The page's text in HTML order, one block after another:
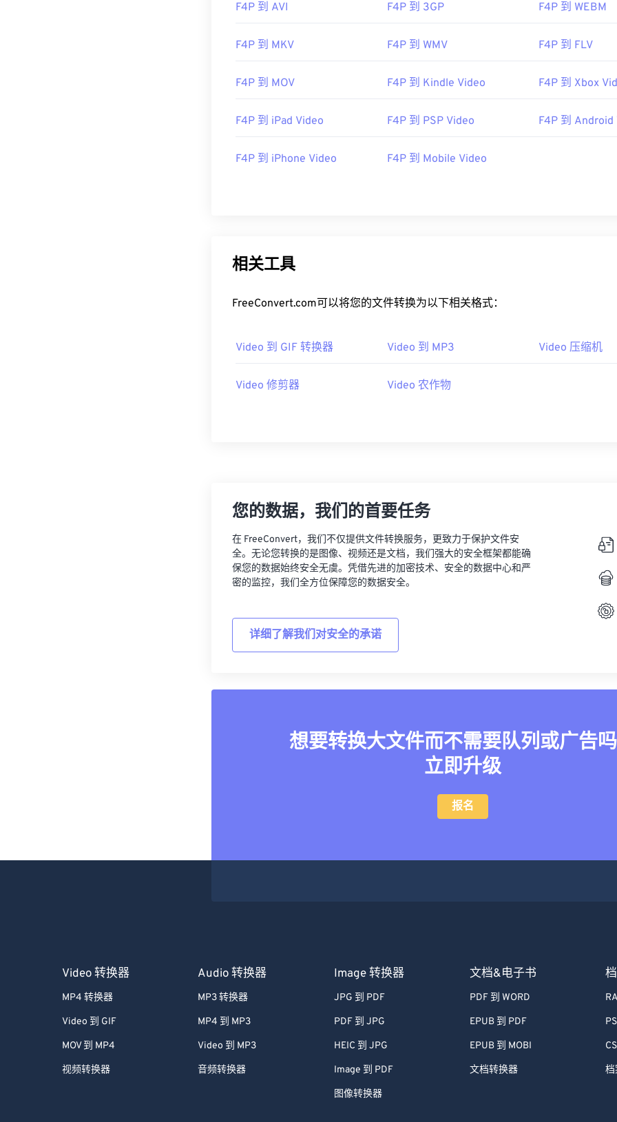
F4P 到 AVI F4P 到 3GP F4P 到 WEBM
F4P 到 MKV F4P 到 WMV F4P 到 FLV
F4P 到 MOV F4P 到 Kindle Video F4P 到 Xbox
F4P 到 iPad Video F4P 到 PSP Video F4P 到 Android
F4P 到 iPhone Video F4P 到 Mobile Video
相关工具
FreeConvert.com可以将您的文件转换为以下相关格式：
Video 到 GIF 转换器 Video 到 MP3 Video 压缩机
Video 修剪器 Video 农作物
您的数据，我们的首要任务
在 FreeConvert，我们不仅提供文件转换服务，更致力于保护文件安
全。无论您转换的是图像、视频还是文档，我们强大的安全框架都能确
保您的数据始终安全无虞。凭借先进的加密技术、安全的数据中心和严
密的监控，我们全方位保障您的数据安全。
详细了解我们对安全的承诺
想要转换大文件而不需要队列或广告吗
立即升级
报名
Video 转换器
MP4 转换器
Video 到 GIF
MOV 到 MP4
视频转换器
Audio 转换器
MP3 转换器
MP4 到 MP3
Video 到 MP3
音频转换器
Image 转换器
JPG 到 PDF
PDF 到 JPG
HEIC 到 JPG
Image 到 PDF
图像转换器
文档&电子书
PDF 到 WORD
EPUB 到 PDF
EPUB 到 MOBI
文档转换器 档